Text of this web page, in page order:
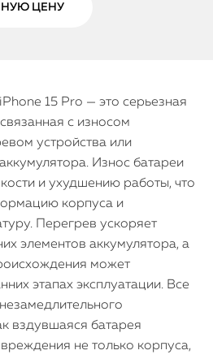
ЦЕНУ
15 Pro — это серьезная
с износом
устройства или
Износ батареи
и ухудшению работы, что
корпуса и
Перегрев ускоряет
элементов аккумулятора, а
может
этапах эксплуатации. Все
вздувшаяся батарея
не только корпуса,